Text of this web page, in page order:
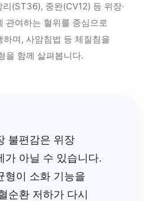
(ST36), 중완(CV12) 등 위장·
관여하는 혈위를 중심으로
하며, 사암침법 등 체질침을
을 함께 살펴봅니다.
불편감은 위장
가 아닐 수 있습니다.
형이 소화 기능을
순환 저하가 다시